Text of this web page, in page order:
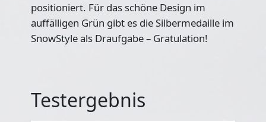
positioniert. Für das schöne Design im
auffälligen Grün gibt es die Silbermedaille im
SnowStyle als Draufgabe – Gratulation!
Testergebnis